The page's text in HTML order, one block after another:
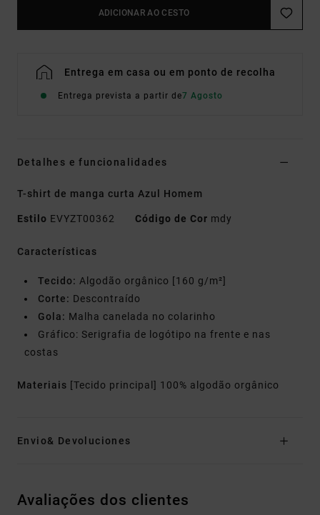
ADICIONAR AO CESTO
Entrega em casa ou em ponto de recolha
Entrega prevista a partir de7 Agosto
Detalhes e funcionalidades
T-shirt de manga curta Azul Homem
Estilo EVYZT00362 Código de Cor mdy
Características
Tecido: Algodão orgânico [160 g/m²]
Corte: Descontraído
Gola: Malha canelada no colarinho
Gráfico: Serigrafia de logótipo na frente e nas
costas
Materiais [Tecido principal] 100% algodão orgânico
Envio& Devoluciones
Avaliações dos clientes